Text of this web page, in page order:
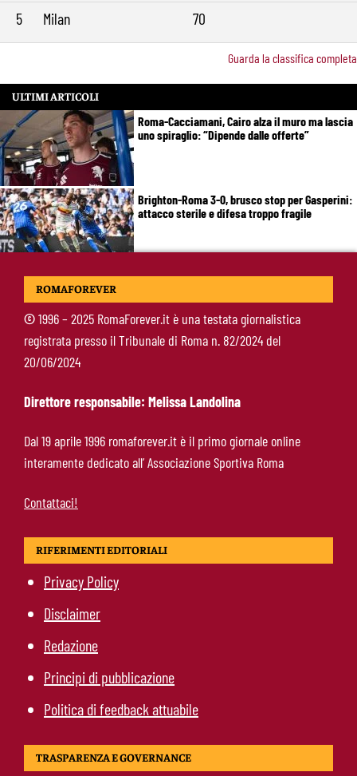
5
Milan 70
Guarda la classifica completa
ULTIMI ARTICOLI
Roma-Cacciamani, Cairo alza il muro ma lascia
uno spiraglio: “Dipende dalle offerte”
Brighton-Roma 3-0, brusco stop per Gasperini:
attacco sterile e difesa troppo fragile
McKennie sorprende tutti: “Il mio idolo era
Molina-Roma, arrivo oggi: il passaporto può
sbloccare un altro colpo
ROMAFOREVER
©1996 – 2025 RomaForever.it è una testata giornalistica
registrata presso il Tribunale di Roma n. 82/2024 del
20/06/2024
Direttore responsabile: Melissa Landolina
Dal 19 aprile 1996 romaforever.it è il primo giornale online
interamente dedicato all’ Associazione Sportiva Roma
Contattaci!
RIFERIMENTI EDITORIALI
Privacy Policy
Disclaimer
Redazione
Principi di pubblicazione
Politica di feedback attuabile
TRASPARENZA E GOVERNANCE